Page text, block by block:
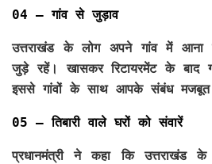
04 – गांव से जुड़ाव
उत्तराखंड के लोग अपने गांव में आना
जुड़े रहें। खासकर रिटायरमेंट के बाद
इससे गांवों के साथ आपके संबंध मजबूत
05 – तिबारी वाले घरों को संवारें
प्रधानमंत्री ने कहा कि उत्तराखंड